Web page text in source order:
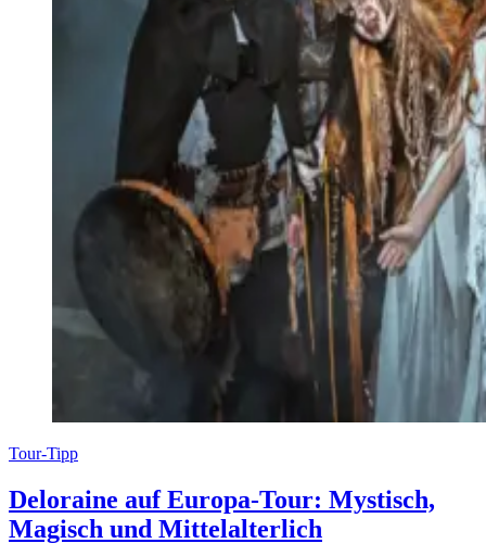
Tour-Tipp
Deloraine auf Europa-Tour: Mystisch,
Magisch und Mittelalterlich